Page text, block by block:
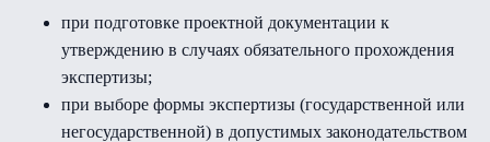
при подготовке проектной документации к
утверждению в случаях обязательного прохождения
экспертизы;
при выборе формы экспертизы (государственной или
негосударственной) в допустимых законодательством